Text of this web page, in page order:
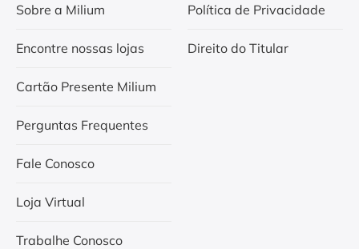
Sobre a Milium
Encontre nossas lojas
Cartão Presente Milium
Perguntas Frequentes
Fale Conosco
Loja Virtual
Trabalhe Conosco
Política de Privacidade
Direito do Titular